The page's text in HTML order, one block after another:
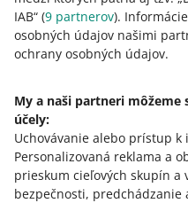
IAB“ (9 partnerov).
osobných údajov našimi
ochrany osobných údajov.
My a naši partneri môžeme
účely:
Uchovávanie alebo prístup
Personalizovaná reklama a
prieskum cieľových skupín a
bezpečnosti, predchádzanie
Táto stránka je dostupná aj
o allegro.pl
polski
čeština
English
slovenčina